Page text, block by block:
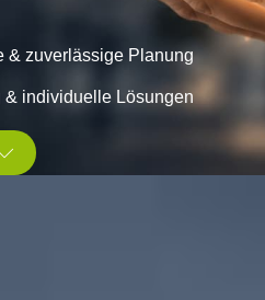
& zuverlässige Planung
& individuelle Lösungen